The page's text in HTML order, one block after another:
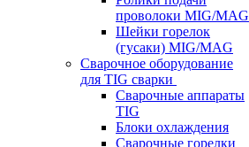
проволоки MIG/MAG
Шейки горелок
(гусаки) MIG/MAG
Сварочное оборудование
для TIG сварки
Сварочные аппараты
TIG
Блоки охлаждения
Сварочные горелки